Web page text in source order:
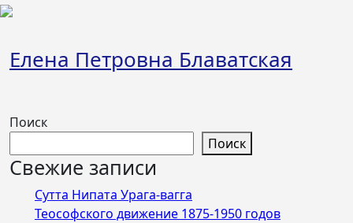
Перейти
Елена Петровна Блаватская
Поиск
Поиск
Свежие записи
Сутта Нипата Урага-вагга
Теософского движение 1875-1950 годов